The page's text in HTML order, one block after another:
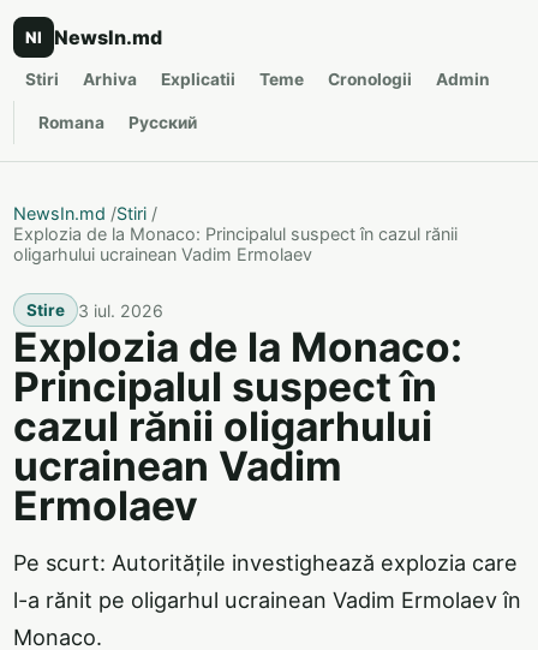
NI NewsIn.md
Stiri Arhiva Explicatii Teme Cronologii Admin
Romana Русский
NewsIn.md /Stiri /
Explozia de la Monaco: Principalul suspect în cazul rănii
oligarhului ucrainean Vadim Ermolaev
Stire 3 iul. 2026
Explozia de la Monaco:
Principalul suspect în
cazul rănii oligarhului
ucrainean Vadim
Ermolaev
Pe scurt: Autoritățile investighează explozia care
l-a rănit pe oligarhul ucrainean Vadim Ermolaev în
Monaco.